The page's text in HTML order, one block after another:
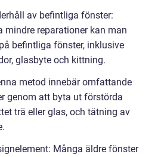
av befintliga fönster:
mindre reparationer kan man
befintliga fönster, inklusive
glasbyte och kittning.
metod innebär omfattande
genom att byta ut förstörda
trä eller glas, och tätning av
Många äldre fönster